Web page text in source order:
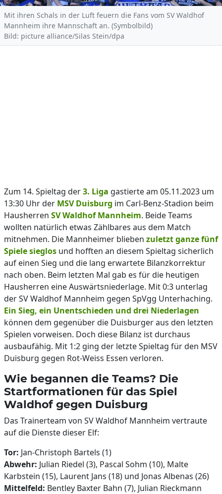
Mit ihren Schals in der Luft feuern die Fans vom SV Waldhof
Mannheim ihre Mannschaft an. (Symbolbild)
Bild: picture alliance/Silas Stein/dpa
Zum 14. Spieltag der3. Liga gastierte am 05.11.2023 um
13:30 Uhr der MSV Duisburg im Carl-Benz-Stadion beim
Hausherren SV Waldhof Mannheim. Beide Teams
wollten natürlich etwas Zählbares aus dem Match
mitnehmen. Die Mannheimer blieben zuletzt ganze fünf
Spiele sieglos und hofften an diesem Spieltag sicherlich
auf einen Sieg und die lang erwartete Bilanzkorrektur
nach oben. Beim letzten Mal gab es für die heutigen
Hausherren eine Auswärtsniederlage. Mit 0:3 unterlag
der SV Waldhof Mannheim gegen SpVgg Unterhaching.
Ein Sieg, ein Unentschieden und drei Niederlagen
können dem gegenüber die Duisburger aus den letzten
Spielen vorweisen. Doch diese Bilanz ist durchaus
ausbaufähig. Mit 1:2 ging der letzte Spieltag für den MSV
Duisburg gegen Rot-Weiss Essen verloren.
Wie begannen die Teams? Die
Startformationen für das Spiel
Waldhof gegen Duisburg
Das Trainerteam von SV Waldhof Mannheim vertraute
auf die Dienste dieser Elf:
Tor: Jan-Christoph Bartels (1)
Abwehr: Julian Riedel (3), Pascal Sohm (10), Malte
Karbstein (15), Laurent Jans (18) und Jonas Albenas (26)
Mittelfeld: Bentley Baxter Bahn (7), Julian Rieckmann